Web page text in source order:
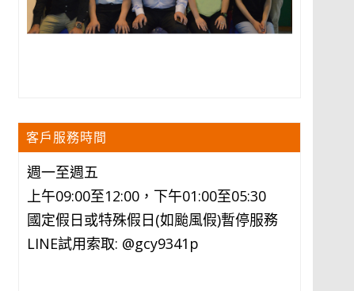
客戶服務時間
週一至週五
上午09:00至12:00，下午01:00至05:30
國定假日或特殊假日(如颱風假)暫停服務
LINE試用索取: @gcy9341p